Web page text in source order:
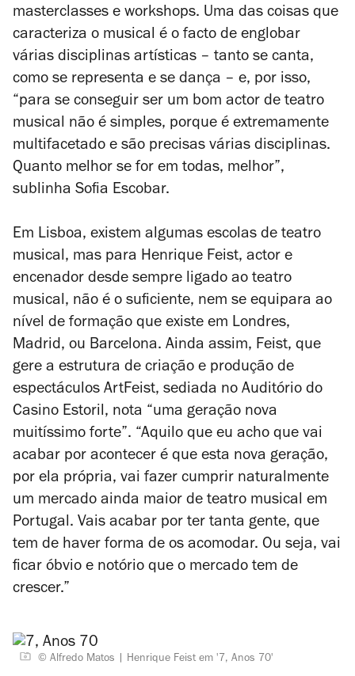
masterclasses e workshops. Uma das coisas que
caracteriza o musical é o facto de englobar
várias disciplinas artísticas – tanto se canta,
como se representa e se dança – e, por isso,
“para se conseguir ser um bom actor de teatro
musical não é simples, porque é extremamente
multifacetado e são precisas várias disciplinas.
Quanto melhor se for em todas, melhor”,
sublinha Sofia Escobar.
Em Lisboa, existem algumas escolas de teatro
musical, mas para Henrique Feist, actor e
encenador desde sempre ligado ao teatro
musical, não é o suficiente, nem se equipara ao
nível de formação que existe em Londres,
Madrid, ou Barcelona. Ainda assim, Feist, que
gere a estrutura de criação e produção de
espectáculos ArtFeist, sediada no Auditório do
Casino Estoril, nota “uma geração nova
muitíssimo forte”. “Aquilo que eu acho que vai
acabar por acontecer é que esta nova geração,
por ela própria, vai fazer cumprir naturalmente
um mercado ainda maior de teatro musical em
Portugal. Vais acabar por ter tanta gente, que
tem de haver forma de os acomodar. Ou seja, vai
ficar óbvio e notório que o mercado tem de
crescer.”
© Alfredo Matos Henrique Feist em '7, Anos 70'